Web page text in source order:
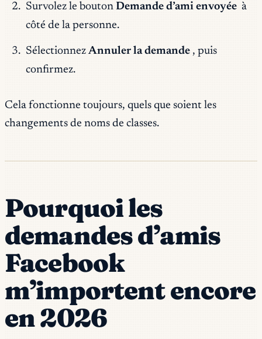
Survolez le bouton Demande d’ami envoyée à
côté de la personne.
Sélectionnez Annuler la demande , puis
confirmez.
Cela fonctionne toujours, quels que soient les
changements de noms de classes.
Pourquoi les
demandes d’amis
Facebook
m’importent encore
en 2026